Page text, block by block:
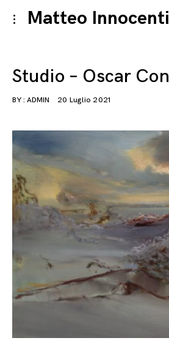
Skip
to
Matteo Innocenti
toggle
Studio – Oscar
BY : ADMIN 20 Luglio 2021